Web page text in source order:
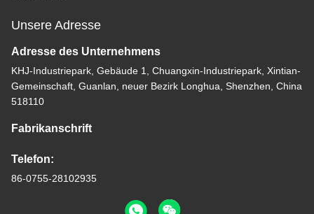
Unsere Adresse
Adresse des Unternehmens
KHJ-Industriepark, Gebäude 1, Chuangxin-Industriepark, Xintian-
Gemeinschaft, Guanlan, neuer Bezirk Longhua, Shenzhen, China
518110
Fabrikanschrift
Telefon:
86-0755-28102935